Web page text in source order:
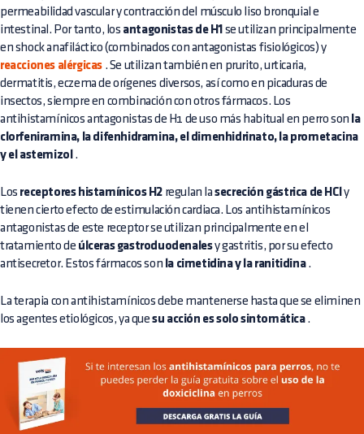
permeabilidad vascular y contracción del músculo liso bronquial e
intestinal. Por tanto, los antagonistas de H1 se utilizan principalmente
en shock anafiláctico (combinados con antagonistas fisiológicos) y
reacciones alérgicas . Se utilizan también en prurito, urticaria,
dermatitis, eczema de orígenes diversos, así como en picaduras de
insectos, siempre en combinación con otros fármacos. Los
antihistamínicos antagonistas de H1 de uso más habitual en perro son la
clorfeniramina, la difenhidramina, el dimenhidrinato, la prometacina
y el astemizol .
Los receptores histamínicos H2 regulan lasecreción gástrica de HCl y
tienen cierto efecto de estimulación cardiaca. Los antihistamínicos
antagonistas de este receptor se utilizan principalmente en el
tratamiento de úlceras gastroduodenalesy gastritis, por su efecto
antisecretor. Estos fármacos son la cimetidina y la ranitidina.
La terapia con antihistamínicos debe mantenerse hasta que se eliminen
los agentes etiológicos, ya quesu acción es solo sintomática.